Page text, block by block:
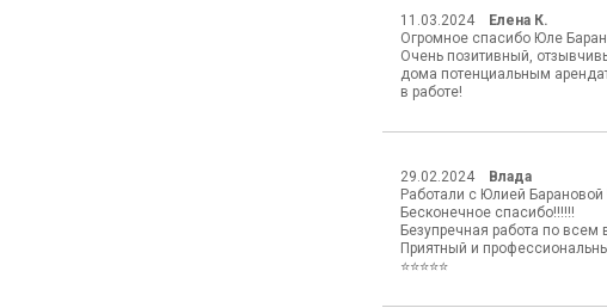
11.03.2024
Елена К.
Огромное спасибо Юле
Очень позитивный,
дома потенциальным
в работе!
29.02.2024
Влада
Работали с Юлией Барановой
Бесконечное спасибо!!!!!!
Безупречная работа по всем
Приятный и
⭐️⭐️⭐️⭐️⭐️